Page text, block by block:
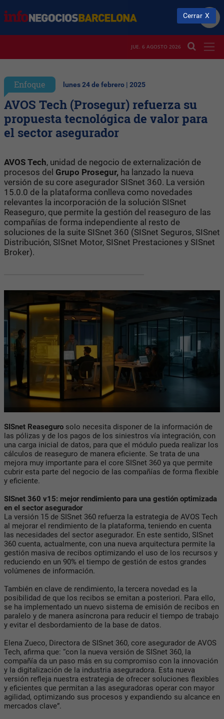
JUE. 6 AGOSTO 2026
Enfoque lunes 24 de febrero | 2025
AVOS Tech (Prosegur) refuerza su
propuesta tecnológica de valor para
el sector asegurador
AVOS Tech, unidad de negocio de externalización de
procesos del Grupo Prosegur, ha lanzado la nueva
versión de su core asegurador SISnet 360. La versión
15.0.0 de la plataforma conlleva como novedades
relevantes la incorporación de la solución SISnet
Reaseguro, que permite la gestión del reaseguro de las
compañías de forma independiente al resto de
soluciones de la suite SISnet 360 (SISnet Seguros, SISnet
Distribución, SISnet Motor, SISnet Prestaciones y SISnet
Broker).
SISnet Reaseguro solo necesita disponer de la información de
las pólizas y de los pagos de los siniestros vía integración, con
una carga inicial de datos, para que el módulo pueda realizar los
cálculos de reaseguro de manera eficiente. Se trata de una
mejora muy importante para el core SISnet 360 ya que permite
cubrir esta parte del negocio de las compañías de forma flexible
y eficiente.
SISnet 360 v15: mejor rendimiento para una gestión optimizada
en el sector asegurador
La versión 15 de SISnet 360 refuerza la estrategia de AVOS Tech
al mejorar el rendimiento de la plataforma, teniendo en cuenta
las necesidades del sector asegurador. En este sentido, SISnet
360 cuenta, actualmente, con una nueva arquitectura permite la
gestión masiva de recibos optimizando el uso de los recursos y
reduciendo en un 90% el tiempo de gestión de estos grandes
volúmenes de información.
También en clave de rendimiento, la tercera novedad es la
posibilidad de que los recibos se emitan a posteriori. Para ello,
se ha implementado un nuevo sistema de emisión de recibos en
paralelo y de manera asíncrona para reducir el tiempo de trabajo
y evitar el desbordamiento de la base de datos.
Elena Zueco, Directora de SISnet 360, core asegurador de AVOS
Tech, afirma que: “con la nueva versión de SISnet 360, la
compañía da un paso más en su compromiso con la innovación
y la digitalización de la industria aseguradora. Esta nueva
versión refleja nuestra estrategia de ofrecer soluciones flexibles
y eficientes que permitan a las aseguradoras operar con mayor
agilidad, optimizando sus procesos y expandiendo su alcance en
mercados clave”.
Cerrar